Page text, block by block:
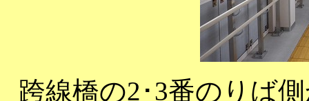
跨線橋の2･3番のりば